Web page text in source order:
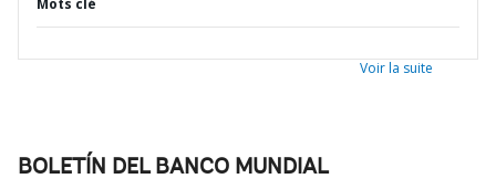
Mots clé
Voir la suite
BOLETÍN DEL BANCO MUNDIAL